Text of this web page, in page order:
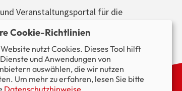
Veranstaltungsportal für die
und die Region.
im Blick.
Cookie-Richtlinien
nutzt Cookies. Dieses Tool hilft
und Anwendungen von
auswählen, die wir nutzen
Um mehr zu erfahren, lesen Sie bitte